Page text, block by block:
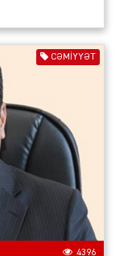
CƏMIYYƏT
4396